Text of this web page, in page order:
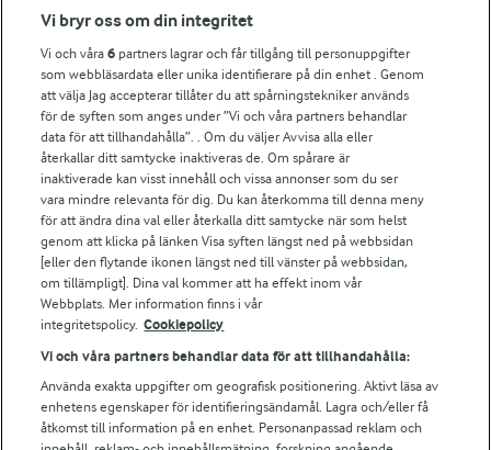
Fler Arlasajter
För ägare
Arlas kundportal
Arla.com
Falbygdens Ost
Arla webbshop
Bildbank
Följ oss
Vi bryr oss om din integritet
Vi och våra6 partners lagrar och får tillgång till personuppgifter
som webbläsardata eller unika identifierare på din enhet . Genom
att välja Jag accepterar tillåter du att spårningstekniker används
för de syften som anges under ”Vi och våra partners behandlar
data för att tillhandahålla”. . Om du väljer Avvisa alla eller
återkallar ditt samtycke inaktiveras de. Om spårare är
inaktiverade kan visst innehåll och vissa annonser som du ser
vara mindre relevanta för dig. Du kan återkomma till denna meny
för att ändra dina val eller återkalla ditt samtycke när som helst
genom att klicka på länken Visa syften längst ned på webbsidan
[eller den flytande ikonen längst ned till vänster på webbsidan,
om tillämpligt]. Dina val kommer att ha effekt inom vår
Webbplats. Mer information finns i vår
integritetspolicy. Cookiepolicy
Vi och våra partners behandlar data för att tillhandahålla:
Använda exakta uppgifter om geografisk positionering. Aktivt läsa av
enhetens egenskaper för identifieringsändamål. Lagra och/eller få
åtkomst till information på en enhet. Personanpassad reklam och